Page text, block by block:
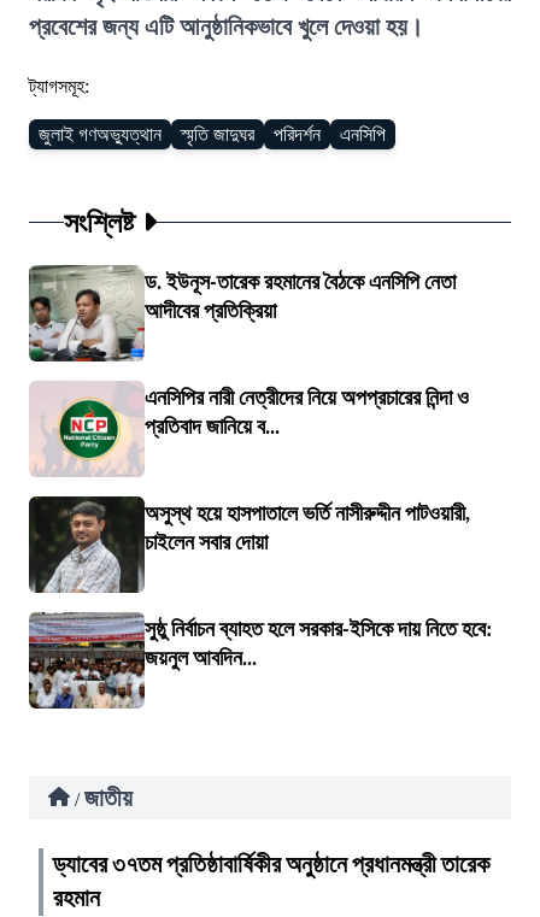
প্রবেশের জন্য এটি আনুষ্ঠানিকভাবে খুলে দেওয়া হয়।
ট্যাগসমূহ:
জুলাই গণঅভ্যুত্থান স্মৃতি জাদুঘর পরিদর্শন এনসিপি
সংশ্লিষ্ট
ড. ইউনূস-তারেক রহমানের বৈঠকে এনসিপি নেতা
আদীবের প্রতিক্রিয়া
এনসিপির নারী নেত্রীদের নিয়ে অপপ্রচারের নিন্দা ও
প্রতিবাদ জানিয়ে ব...
অসুস্থ হয়ে হাসপাতালে ভর্তি নাসীরুদ্দীন পাটওয়ারী,
চাইলেন সবার দোয়া
সুষ্ঠু নির্বাচন ব্যাহত হলে সরকার-ইসিকে দায় নিতে হবে:
জয়নুল আবদিন...
/ জাতীয়
ড্যাবের ৩৭তম প্রতিষ্ঠাবার্ষিকীর অনুষ্ঠানে প্রধানমন্ত্রী তারেক
রহমান